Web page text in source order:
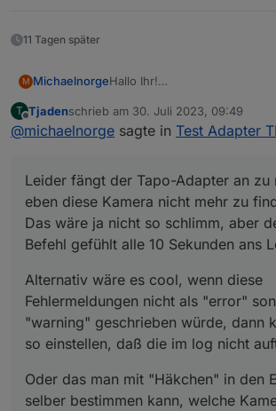
11 Tagen später
M MichaelnorgeHallo Ihr!
Log verringern?
Ich habe hier einige Kameras
Datenschutz, Privatsphäre,
so weiter. Die schaltet sich
keiner mehr zu Hause ist.
Leider fängt der Tapo-
daß eben diese Kamera nicht
"warning" geschrieben
das so einstellen, daß die im
auftauchen.
Oder das man mit "Häkchen"
Einstellungen selber
Kamera überwacht werden
Liebe Grüße
T
Offline
Tjadenschrieb am 30. Juli 2023, 09:49
zuletzt editiert von
@michaelnorge sagte in Test Adapter
Leider fängt der Tapo-Adapter an zu
eben diese Kamera nicht mehr zu
Das wäre ja nicht so schlimm, aber
Befehl gefühlt alle 10 Sekunden ans
Alternativ wäre es cool, wenn diese
Fehlermeldungen nicht als "error"
"warning" geschrieben würde, dann
so einstellen, daß die im log nicht
Oder das man mit "Häkchen" in den
selber bestimmen kann, welche